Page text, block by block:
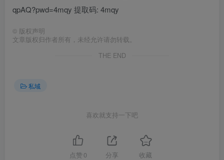
qpAQ?pwd=4mqy 提取码: 4mqy
© 版权声明
文章版权归作者所有，未经允许请勿转载。
THE END
私域
喜欢就支持一下吧
点赞 0 分享 收藏